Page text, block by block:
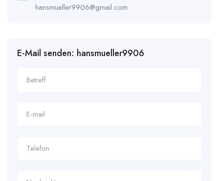
hansmueller9906@gmail.com
E-Mail senden: hansmueller9906